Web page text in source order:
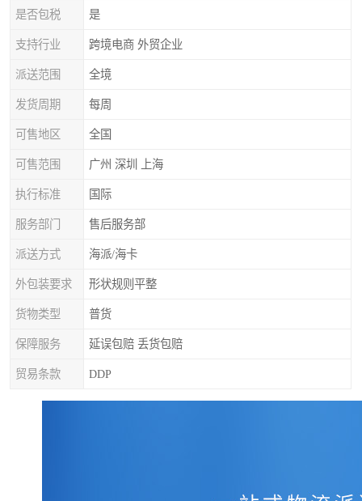
是否包税 是
支持行业 跨境电商 外贸企业
派送范围 全境
发货周期 每周
可售地区 全国
可售范围 广州 深圳 上海
执行标准 国际
服务部门 售后服务部
派送方式 海派/海卡
外包装要求 形状规则平整
货物类型 普货
保障服务 延误包赔 丢货包赔
贸易条款 DDP